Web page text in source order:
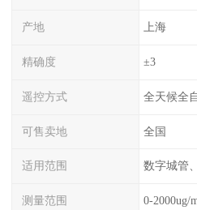
产地 上海
精确度 ±3
遥控方式 全天候全
可售卖地 全国
适用范围
测量范围 0-2000ug/